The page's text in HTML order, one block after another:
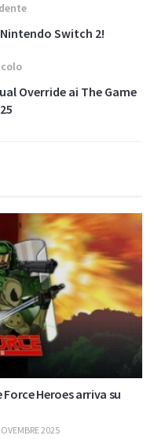
Switch 2!
Override ai The Game
Heroes arriva su
2025